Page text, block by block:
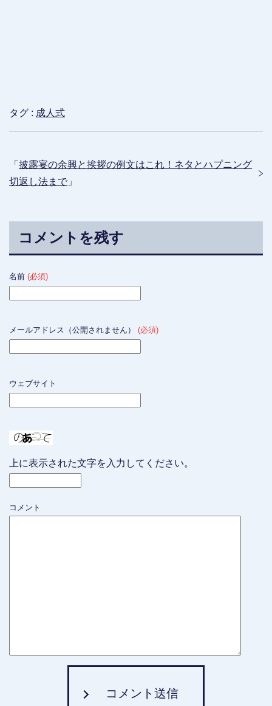
タグ : 成人式
「 披露宴の余興と挨拶の例文はこれ！ネタとハプニング
切返し法まで 」
コメントを残す
名前 (必須)
メールアドレス（公開されません） (必須)
ウェブサイト
上に表示された文字を入力してください。
コメント
コメント送信